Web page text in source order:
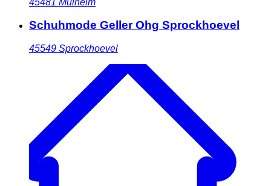
Schuhmode Geller Ohg Sprockhoevel
45549 Sprockhoevel